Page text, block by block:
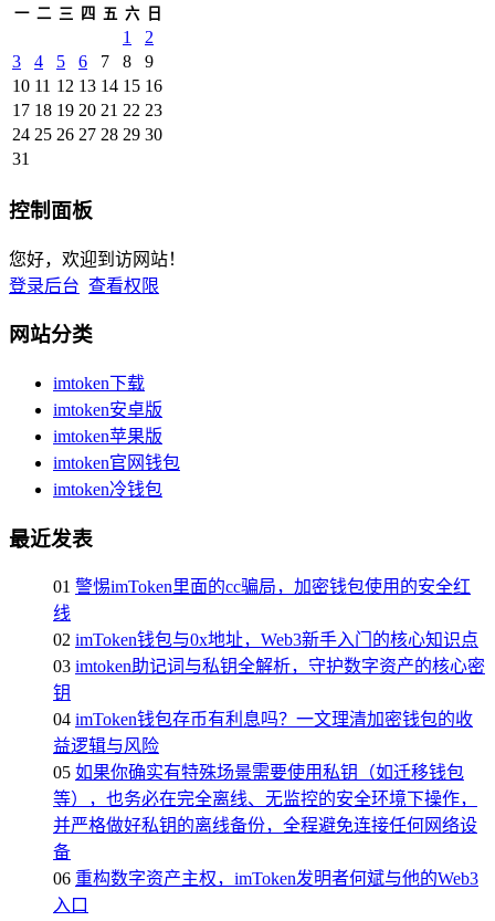
一 二 三 四 五 六 日
1
2
3
4 5 6 7 8
9
10 11 12 13 14 15 16
17 18 19 20 21 22 23
24 25 26 27 28 29 30
31
控制面板
您好，欢迎到访网站！
登录后台 查看权限
网站分类
imtoken下载
imtoken安卓版
imtoken苹果版
imtoken官网钱包
imtoken冷钱包
最近发表
01 警惕imToken里面的cc骗局，加密钱包使用的安全红
线
02 imToken钱包与0x地址，Web3新手入门的核心知识点
03 imtoken助记词与私钥全解析，守护数字资产的核心密
钥
04 imToken钱包存币有利息吗？一文理清加密钱包的收
益逻辑与风险
05 如果你确实有特殊场景需要使用私钥（如迁移钱包
等），也务必在完全离线、无监控的安全环境下操作，
并严格做好私钥的离线备份，全程避免连接任何网络设
备
06 重构数字资产主权，imToken发明者何斌与他的Web3
入口